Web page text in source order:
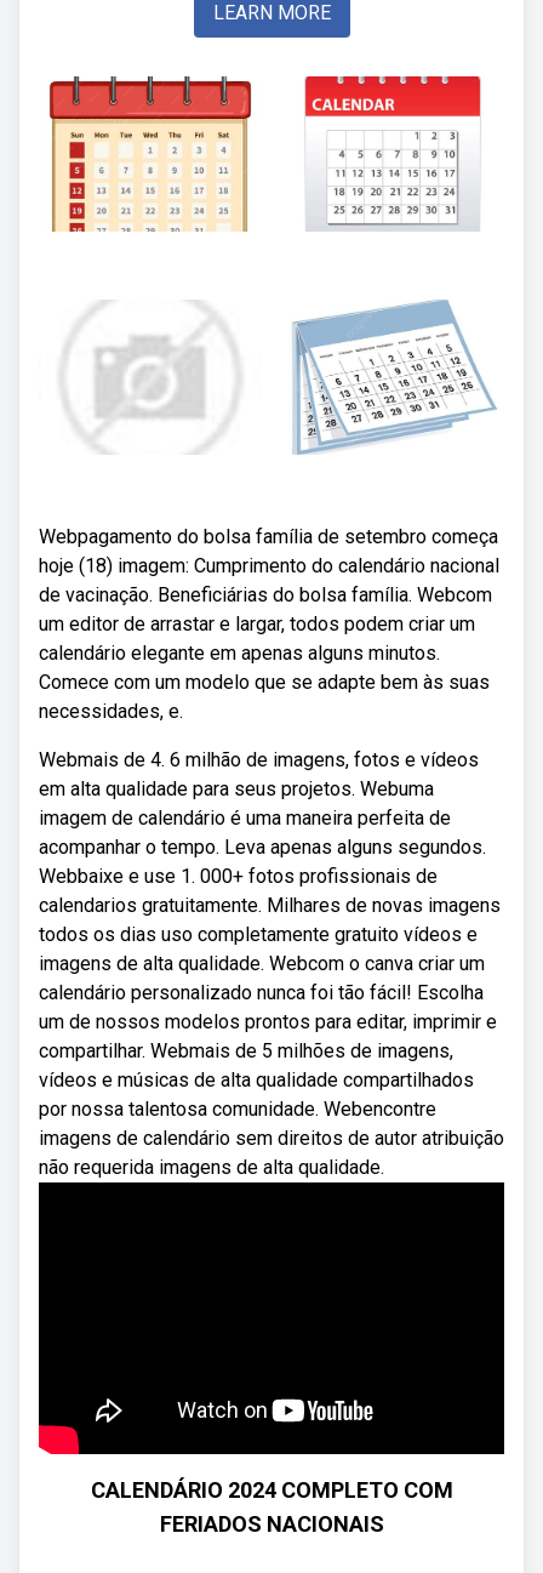
LEARN MORE
Webpagamento do bolsa família de setembro começa
hoje (18) imagem: Cumprimento do calendário nacional
de vacinação. Beneficiárias do bolsa família. Webcom
um editor de arrastar e largar, todos podem criar um
calendário elegante em apenas alguns minutos.
Comece com um modelo que se adapte bem às suas
necessidades, e.
Webmais de 4. 6 milhão de imagens, fotos e vídeos
em alta qualidade para seus projetos. Webuma
imagem de calendário é uma maneira perfeita de
acompanhar o tempo. Leva apenas alguns segundos.
Webbaixe e use 1. 000+ fotos profissionais de
calendarios gratuitamente. Milhares de novas imagens
todos os dias uso completamente gratuito vídeos e
imagens de alta qualidade. Webcom o canva criar um
calendário personalizado nunca foi tão fácil! Escolha
um de nossos modelos prontos para editar, imprimir e
compartilhar. Webmais de 5 milhões de imagens,
vídeos e músicas de alta qualidade compartilhados
por nossa talentosa comunidade. Webencontre
imagens de calendário sem direitos de autor atribuição
não requerida imagens de alta qualidade.
CALENDÁRIO 2024 COMPLETO COM
FERIADOS NACIONAIS